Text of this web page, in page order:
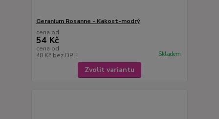
Geranium Rosanne - Kakost-modrý
cena od
54 Kč
cena od
48 Kč bez DPH Skladem
Zvolit variantu